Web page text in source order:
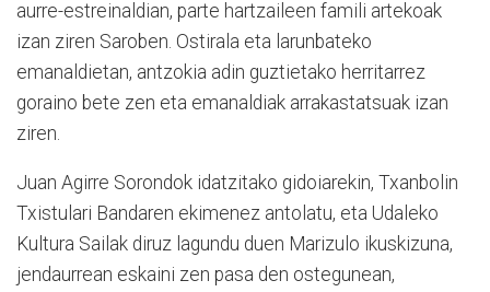
aurre-estreinaldian, parte hartzaileen famili artekoak
izan ziren Saroben. Ostirala eta larunbateko
emanaldietan, antzokia adin guztietako herritarrez
goraino bete zen eta emanaldiak arrakastatsuak izan
ziren.
Juan Agirre Sorondok idatzitako gidoiarekin, Txanbolin
Txistulari Bandaren ekimenez antolatu, eta Udaleko
Kultura Sailak diruz lagundu duen Marizulo ikuskizuna,
jendaurrean eskaini zen pasa den ostegunean,